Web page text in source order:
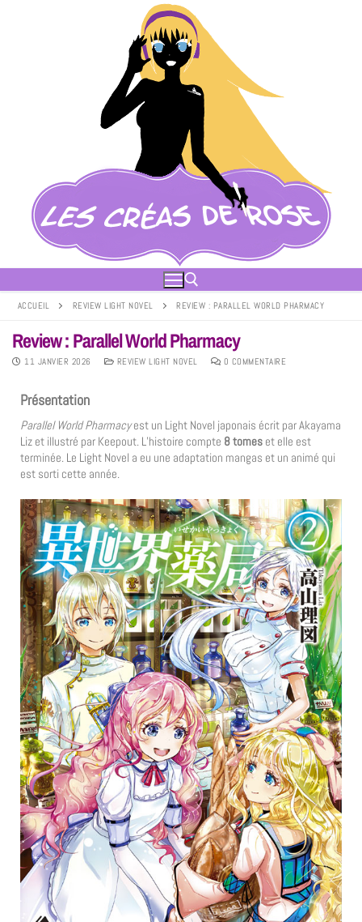
ACCUEIL REVIEW LIGHT NOVEL REVIEW : PARALLEL WORLD PHARMACY
Review : Parallel World Pharmacy
11 JANVIER 2026 REVIEW LIGHT NOVEL 0 COMMENTAIRE
Présentation
Parallel World Pharmacyest un Light Novel japonais écrit par Akayama
Liz et illustré par Keepout. L’histoire compte 8 tomes et elle est
terminée. Le Light Novel a eu une adaptation mangas et un animé qui
est sorti cette année.